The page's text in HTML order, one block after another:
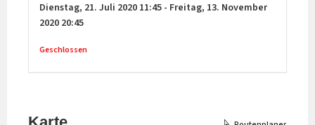
Dienstag, 21. Juli 2020 11:45 - Freitag, 13. November
2020 20:45
Geschlossen